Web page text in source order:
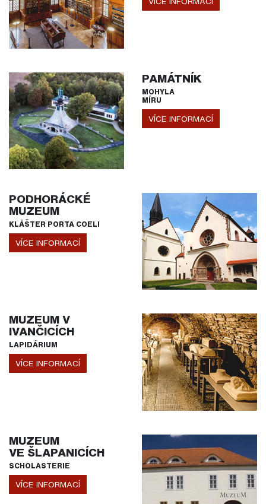
PAMÁTNÍK
MOHYLA
MÍRU
VÍCE INFORMACÍ
PODHORÁCKÉ
MUZEUM
KLÁŠTER PORTA COELI
VÍCE INFORMACÍ
MUZEUM V
IVANČICÍCH
LAPIDÁRIUM
VÍCE INFORMACÍ
MUZEUM
VE ŠLAPANICÍCH
SCHOLASTERIE
VÍCE INFORMACÍ